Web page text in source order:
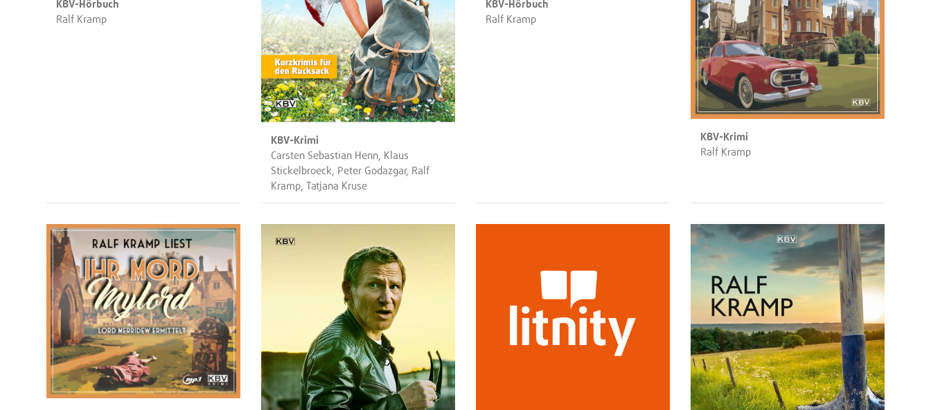
KBV-Hörbuch
Ralf Kramp
KBV-Krimi
Carsten Sebastian Henn, Klaus
Stickelbroeck, Peter Godazgar, Ralf
Kramp, Tatjana Kruse
KBV-Hörbuch
Ralf Kramp
KBV-Krimi
Ralf Kramp